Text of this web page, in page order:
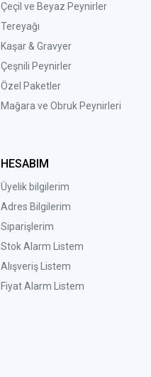
Çeçil ve Beyaz Peynirler
Tereyağı
Kaşar & Gravyer
Çeşnili Peynirler
Özel Paketler
Mağara ve Obruk Peynirleri
HESABIM
Üyelik bilgilerim
Adres Bilgilerim
Siparişlerim
Stok Alarm Listem
Alışveriş Listem
Fiyat Alarm Listem